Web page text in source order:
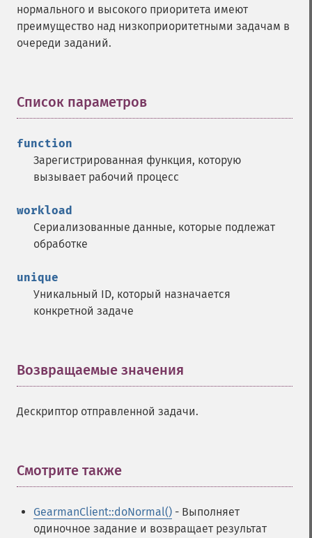
нормального и высокого приоритета имеют
преимущество над низкоприоритетными задачам в
очереди заданий.
Список параметров
function
Зарегистрированная функция, которую
вызывает рабочий процесс
workload
Сериализованные данные, которые подлежат
обработке
unique
Уникальный ID, который назначается
конкретной задаче
Возвращаемые значения
Дескриптор отправленной задачи.
Смотрите также
GearmanClient::doNormal() - Выполняет
одиночное задание и возвращает результат